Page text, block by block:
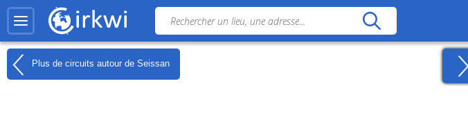
Plus de circuits autour de Seissan